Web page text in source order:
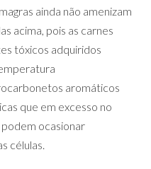
ainda não amenizam
acima, pois as carnes
tóxicos adquiridos
aromáticos
que em excesso no
ocasionar
células.